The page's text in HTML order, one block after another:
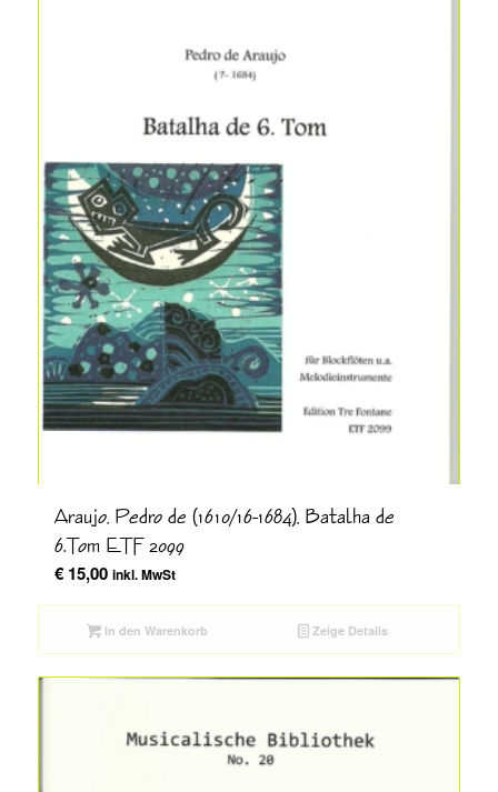
Araujo, Pedro de (1610/16-1684), Batalha de
6.Tom ETF 2099
€15,00 inkl. MwSt
In den Warenkorb Zeige Details